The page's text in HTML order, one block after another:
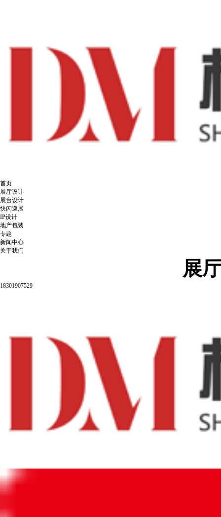
首页
展厅设计
展台设计
快闪巡展
IP设计
地产包装
专题
新闻中心
关于我们
展
18301907529